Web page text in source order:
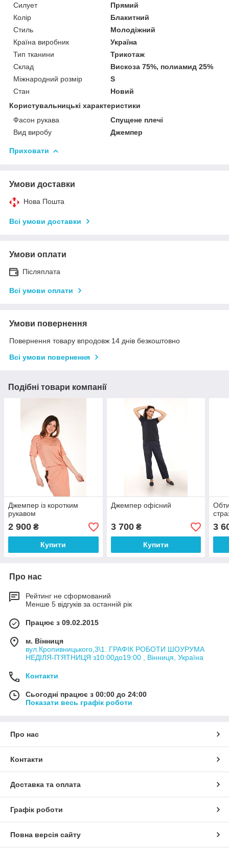
Силует
Прямий
Колір
Блакитний
Стиль
Молодіжний
Країна виробник
Україна
Тип тканини
Трикотаж
Склад
Вискоза 75%, полиамид 25%
Міжнародний розмір
S
Стан
Новий
Користувальницькі характеристики
Фасон рукава
Спущене плечі
Вид виробу
Джемпер
Приховати
Умови доставки
Нова Пошта
Всі умови доставки
Умови оплати
Післяплата
Всі умови оплати
Умови повернення
Повернення товару впродовж 14 днів безкоштовно
Всі умови повернення
Подібні товари компанії
Джемпер із коротким
рукавом
2 900 ₴
Купити
Джемпер офісний
3 700₴
Купити
3
Про нас
Рейтинг не сформований
Менше 5 відгуків за останній рік
Працює з 09.02.2015
м. Вінниця
вул.Кропивницького,3\1. ГРАФІК РОБОТИ ШОУРУМА
НЕДІЛЯ-П'ЯТНИЦЯ з10:00до19:00 , Вінниця, Україна
Контакти
Сьогодні працює з 00:00 до 24:00
Показати весь графік роботи
Про нас
Контакти
Доставка та оплата
Графік роботи
Повна версія сайту